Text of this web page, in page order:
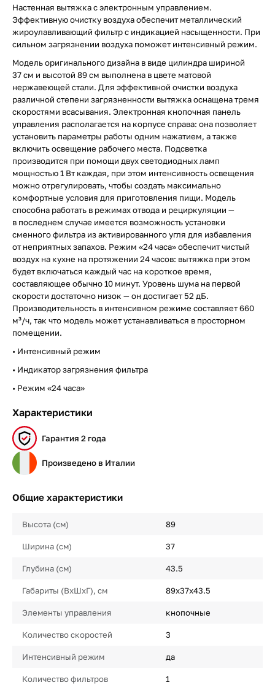
Настенная вытяжка с электронным управлением.
Эффективную очистку воздуха обеспечит металлический
жироулавливающий фильтр с индикацией насыщенности. При
сильном загрязнении воздуха поможет интенсивный режим.
Модель оригинального дизайна в виде цилиндра шириной
37 см и высотой 89 см выполнена в цвете матовой
нержавеющей стали. Для эффективной очистки воздуха
различной степени загрязненности вытяжка оснащена тремя
скоростями всасывания. Электронная кнопочная панель
управления располагается на корпусе справа: она позволяет
установить параметры работы одним нажатием, а также
включить освещение рабочего места. Подсветка
производится при помощи двух светодиодных ламп
мощностью 1 Вт каждая, при этом интенсивность освещения
можно отрегулировать, чтобы создать максимально
комфортные условия для приготовления пищи. Модель
способна работать в режимах отвода и рециркуляции —
в последнем случае имеется возможность установки
сменного фильтра из активированного угля для избавления
от неприятных запахов. Режим «24 часа» обеспечит чистый
воздух на кухне на протяжении 24 часов: вытяжка при этом
будет включаться каждый час на короткое время,
составляющее обычно 10 минут. Уровень шума на первой
скорости достаточно низок — он достигает 52 дБ.
Производительность в интенсивном режиме составляет 660
м³/ч, так что модель может устанавливаться в просторном
помещении.
• Интенсивный режим
• Индикатор загрязнения фильтра
• Режим «24 часа»
Характеристики
Гарантия 2 года
Произведено в Италии
Общие характеристики
Высота (см) 89
Ширина (см) 37
Глубина (см) 43.5
Габариты (ВхШхГ), см 89х37х43.5
Элементы управления кнопочные
Количество скоростей 3
Интенсивный режим да
Количество фильтров 1